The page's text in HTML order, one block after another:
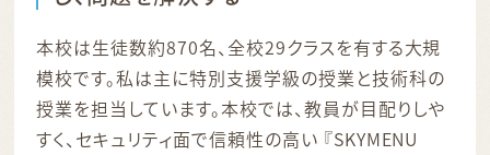
本校は生徒数約870名、全校29クラスを有する大規
模校です。私は主に特別支援学級の授業と技術科の
授業を担当しています。本校では、教員が目配りしや
すく、セキュリティ面で信頼性の高い 『SKYMENU